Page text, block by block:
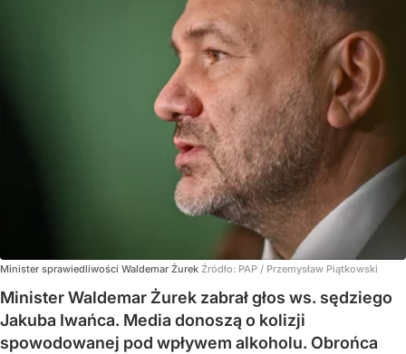
Minister sprawiedliwości Waldemar Żurek Źródło: PAP / Przemysław Piątkowski
Minister Waldemar Żurek zabrał głos ws. sędziego
Jakuba Iwańca. Media donoszą o kolizji
spowodowanej pod wpływem alkoholu. Obrońca